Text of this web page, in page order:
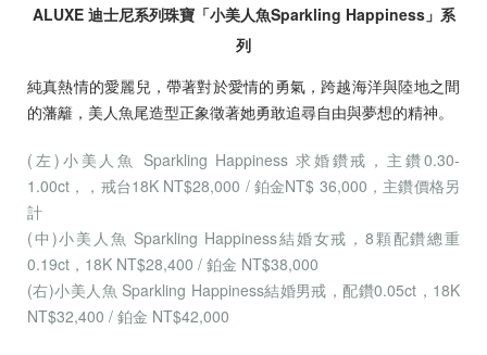
ALUXE 迪士尼系列珠寶「小美人魚Sparkling Happiness」系
列
純真熱情的愛麗兒，帶著對於愛情的勇氣，跨越海洋與陸地之間
的藩籬，美人魚尾造型正象徵著她勇敢追尋自由與夢想的精神。
(左)小美人魚 Sparkling Happiness 求婚鑽戒，主鑽0.30-
1.00ct，，戒台18K NT$28,000 / 鉑金NT$ 36,000，主鑽價格另
計
(中)小美人魚 Sparkling Happiness結婚女戒，8顆配鑽總重
0.19ct，18K NT$28,400 / 鉑金 NT$38,000
(右)小美人魚 Sparkling Happiness結婚男戒，配鑽0.05ct，18K
NT$32,400 / 鉑金 NT$42,000